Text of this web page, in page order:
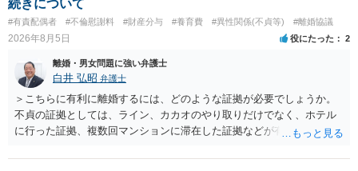
続きについて
#有責配偶者 #不倫慰謝料 #財産分与 #養育費 #異性関係(不貞等) #離婚協議
2026年8月5日 役にたった 2
離婚・男女問題に強い弁護士
白井 弘昭 弁護士
＞こちらに有利に離婚するには、どのような証拠が必要でしょうか。
不貞の証拠としては、ライン、カカオのやり取りだけでなく、ホテル
に行った証拠、複数回マンションに滞在した証拠などが有効です。 不
婚する、慰謝料をとるなど）ことができると思われます。 ただし、不